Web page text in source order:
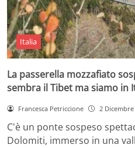
Italia
La passerella mozzafiato
sembra il Tibet ma siamo in
Francesca Petriccione 2 Dicembre
C'è un ponte sospeso
Dolomiti, immerso in una